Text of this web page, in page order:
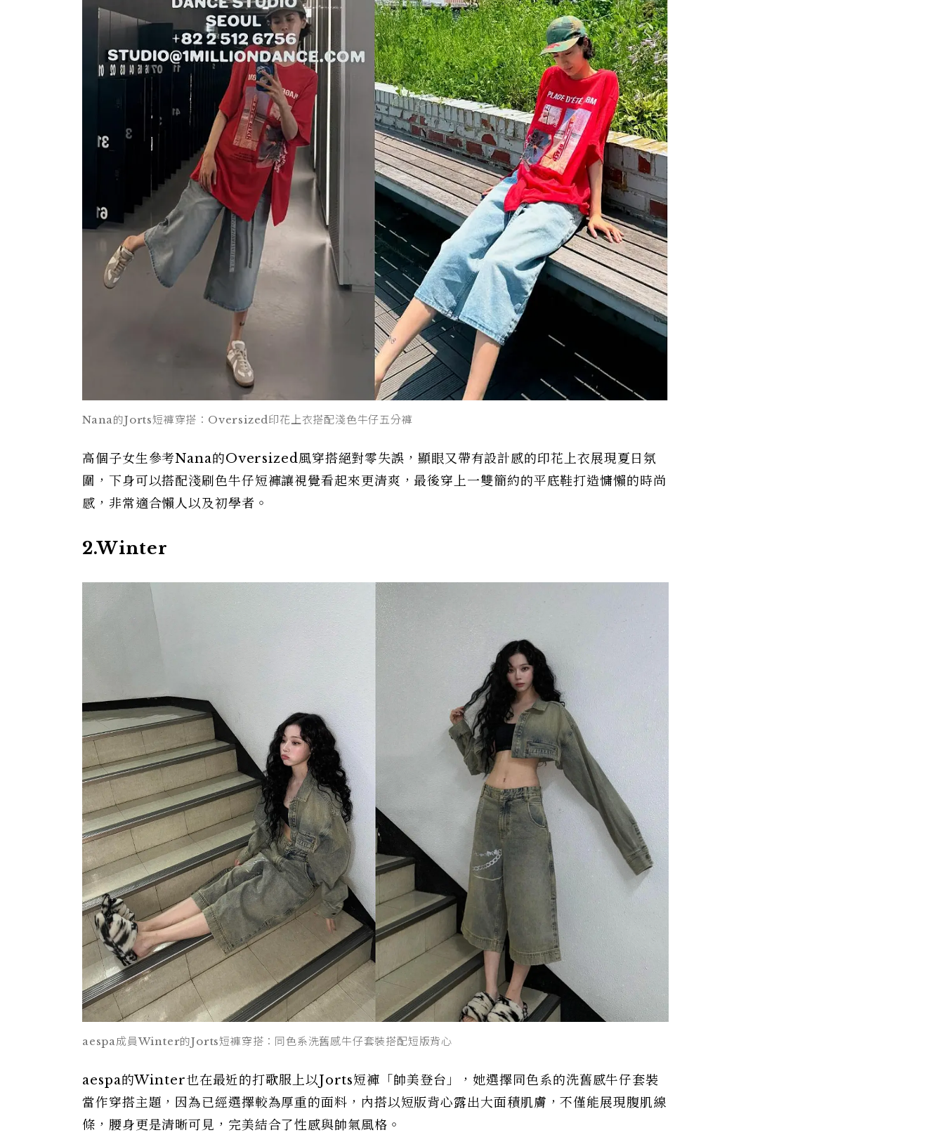
Nana的Jorts短褲穿搭：Oversized印花上衣搭配淺色牛仔五分褲
高個子女生參考Nana的Oversized風穿搭絕對零失誤，顯眼又帶有設計感的印花上衣展現夏日氛
圍，下身可以搭配淺刷色牛仔短褲讓視覺看起來更清爽，最後穿上一雙簡約的平底鞋打造慵懶的時尚
感，非常適合懶人以及初學者。
2.Winter
aespa成員Winter的Jorts短褲穿搭：同色系洗舊感牛仔套裝搭配短版背心
aespa的Winter也在最近的打歌服上以Jorts短褲「帥美登台」，她選擇同色系的洗舊感牛仔套裝
當作穿搭主題，因為已經選擇較為厚重的面料，內搭以短版背心露出大面積肌膚，不僅能展現腹肌線
條，腰身更是清晰可見，完美結合了性感與帥氣風格。